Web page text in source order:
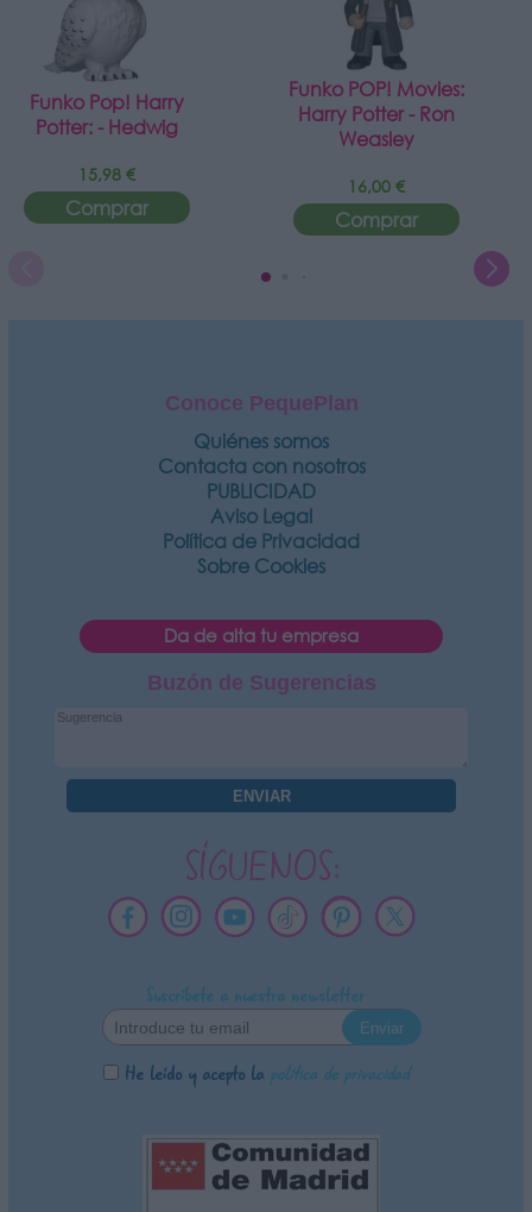
Funko Pop! Harry
Potter: - Hedwig
15,98 €
Comprar
Funko POP! Movies:
Harry Potter - Ron
Weasley
16,00 €
Comprar
Conoce PequePlan
Quiénes somos
Contacta con nosotros
PUBLICIDAD
Aviso Legal
Política de Privacidad
Sobre Cookies
Da de alta tu empresa
Buzón de Sugerencias
SÍGUENOS:
Suscríbete a nuestra newsletter
He leído y acepto la política de privacidad